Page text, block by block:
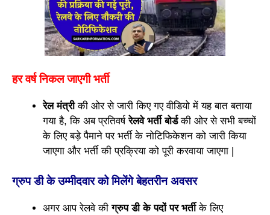
हर वर्ष निकल जाएगी भर्ती
रेल मंत्रीकी ओर से जारी किए गए वीडियो में यह बात बताया
गया है, कि अब प्रतिवर्षरेलवे भर्ती बोर्डकी ओर से सभी बच्चों
के लिए बड़े पैमाने पर भर्ती के नोटिफिकेशन को जारी किया
जाएगा और भर्ती की प्रक्रिया को पूरी करवाया जाएगा |
ग्रुप डी के उम्मीदवार को मिलेंगे बेहतरीन अवसर
अगर आप रेलवे कीग्रुप डी के पदों पर भर्तीके लिए